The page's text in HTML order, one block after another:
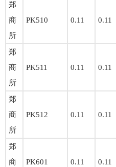
郑
商
所
PK510 0.11 0.11
郑
商
所
PK511 0.11 0.11
郑
商
所
PK512 0.11 0.11
郑
商
PK601 0.11 0.11